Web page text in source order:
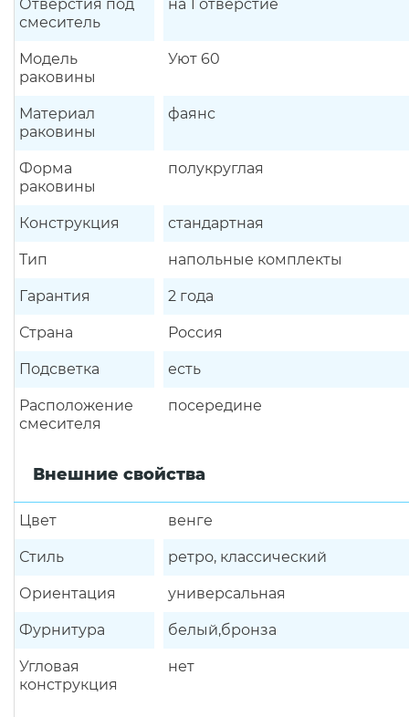
Отверстия под
смеситель
на 1 отверстие
Модель
раковины
Уют 60
Материал
раковины
фаянс
Форма
раковины
полукруглая
Конструкция стандартная
Тип напольные комплекты
Гарантия 2 года
Страна Россия
Подсветка есть
Расположение
смесителя
посередине
Внешние свойства
Цвет венге
Стиль ретро, классический
Ориентация универсальная
Фурнитура белый,бронза
Угловая
конструкция
нет